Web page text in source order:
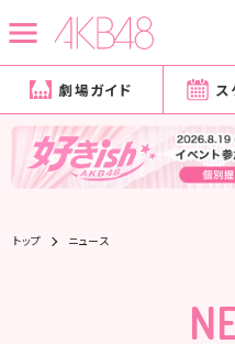
劇場ガイド ス
トップ ニュース